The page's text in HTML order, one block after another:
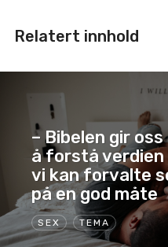
Relatert innhold
SEX TEMA
– Bibelen gir
å forstå verdien
vi kan forvalte
på en god måte